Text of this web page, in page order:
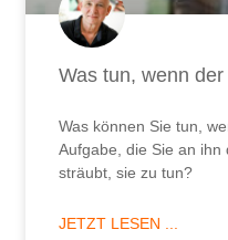
Was tun, wenn
Was können Sie tun,
Aufgabe, die Sie an
sträubt, sie zu tun?
JETZT LESEN ...